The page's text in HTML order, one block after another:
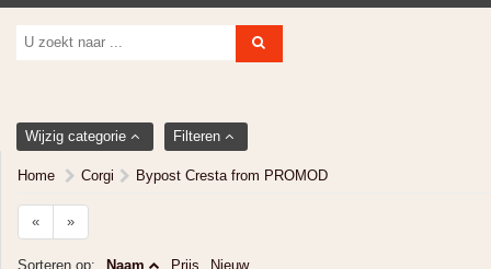
Wijzig categorie Filteren
Home Corgi Bypost Cresta from PROMOD
« »
Sorteren op: Naam Prijs Nieuw